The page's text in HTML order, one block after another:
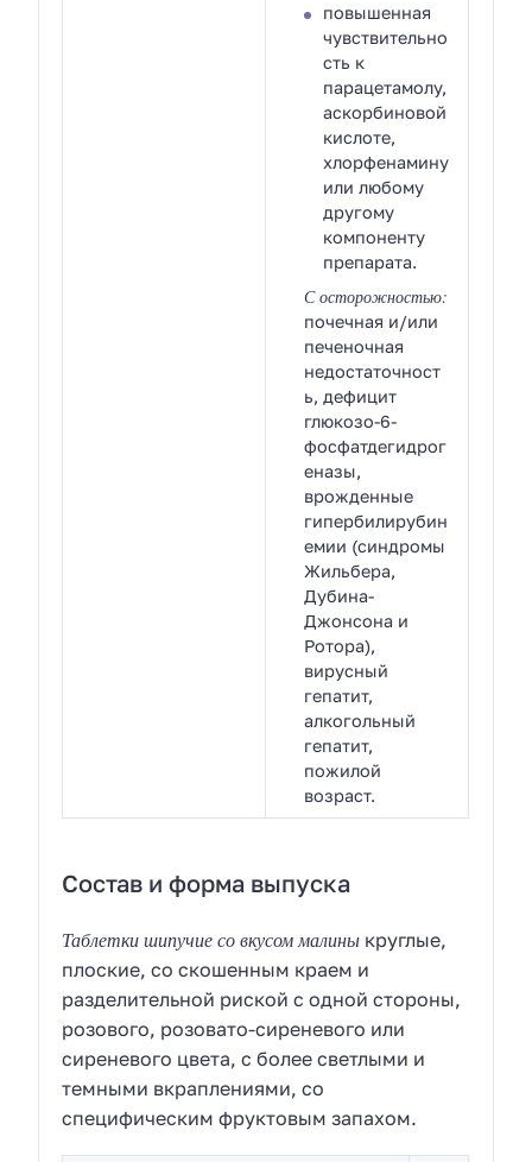
повышенная
чувствительно
сть к
парацетамолу,
аскорбиновой
кислоте,
хлорфенамину
или любому
другому
компоненту
препарата.
С осторожностью:
почечная и/или
печеночная
недостаточност
ь, дефицит
глюкозо-6-
фосфатдегидрог
еназы,
врожденные
гипербилирубин
емии (синдромы
Жильбера,
Дубина-
Джонсона и
Ротора),
вирусный
гепатит,
алкогольный
гепатит,
пожилой
возраст.
Состав и форма выпуска
Таблетки шипучие со вкусом малины круглые,
плоские, со скошенным краем и
разделительной риской с одной стороны,
розового, розовато-сиреневого или
сиреневого цвета, с более светлыми и
темными вкраплениями, со
специфическим фруктовым запахом.